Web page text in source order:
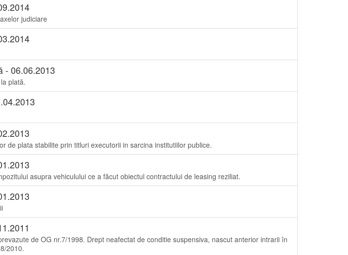
judiciare
- 06.06.2013
plată.
de plata stabilite prin titluri executorii in sarcina institutiilor publice.
asupra vehiculului ce a făcut obiectul contractului de leasing reziliat.
de OG nr.7/1998. Drept neafectat de conditie suspensiva, nascut anterior intrarii în
2010.